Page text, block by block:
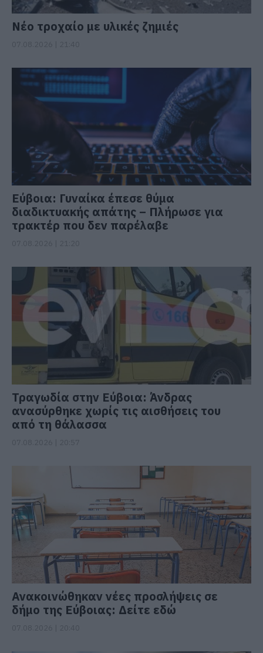
Νέο τροχαίο με υλικές ζημιές
Εύβοια: Γυναίκα έπεσε θύμα
διαδικτυακής απάτης – Πλήρωσε για
τρακτέρ που δεν παρέλαβε
Τραγωδία στην Εύβοια: Άνδρας
ανασύρθηκε χωρίς τις αισθήσεις του
από τη θάλασσα
Ανακοινώθηκαν νέες προσλήψεις σε
δήμο της Εύβοιας: Δείτε εδώ